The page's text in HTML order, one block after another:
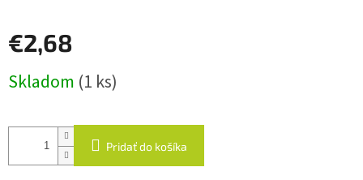
€2,68
cena:
Skladom (1 ks)
Pridať do košíka